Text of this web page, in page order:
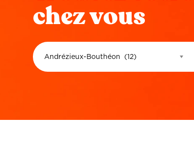
chez vous
Andrézieux-Bouthéon (12)